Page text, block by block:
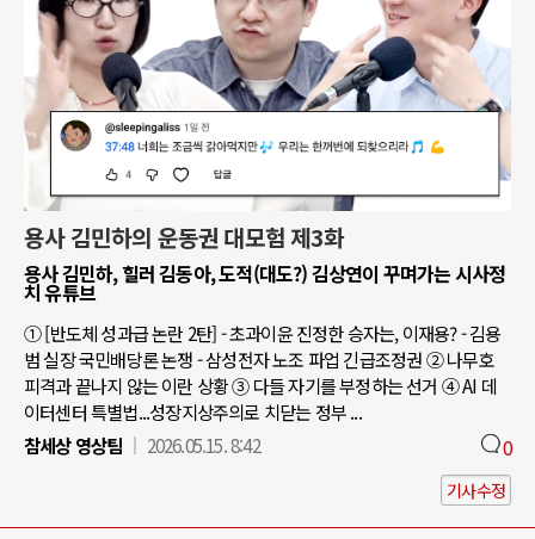
용사 김민하의 운동권 대모험 제3화
용사 김민하, 힐러 김동아, 도적(대도?) 김상연이 꾸며가는 시사정
치 유튜브
① [반도체 성과급 논란 2탄] - 초과이윤 진정한 승자는, 이재용? - 김용
범 실장 국민배당론 논쟁 - 삼성전자 노조 파업 긴급조정권 ② 나무호
피격과 끝나지 않는 이란 상황 ③ 다들 자기를 부정하는 선거 ④ AI 데
이터센터 특별법...성장지상주의로 치닫는 정부 ...
참세상 영상팀
2026.05.15. 8:42 0
기사수정